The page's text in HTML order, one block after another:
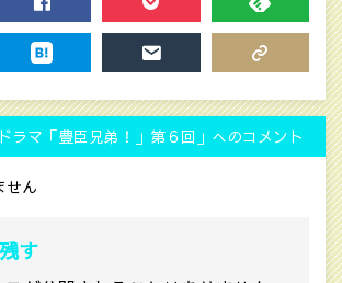
POCKET FEEDLY
ラマ「豊臣兄弟！」第６回‎」へのコメント
せん
す